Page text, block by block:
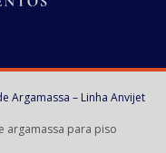
Argamassa – Linha Anvijet
argamassa para piso